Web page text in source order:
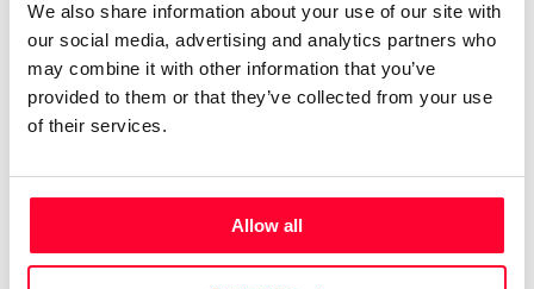
We also share information about your use of our site with
our social media, advertising and analytics partners who
may combine it with other information that you’ve
provided to them or that they’ve collected from your use
of their services.
Allow all
Después de apasionarme por el dibujo y la pintura, vino el
videoarte, la vídeo-danza, el cine. Las historias y la poesía.
Creo que la principal labor del artista es hablarle al mundo
y presentar la belleza en sus múltiples representaciones. En
A través de mi pasión por investigar en lo pictórico inicié un